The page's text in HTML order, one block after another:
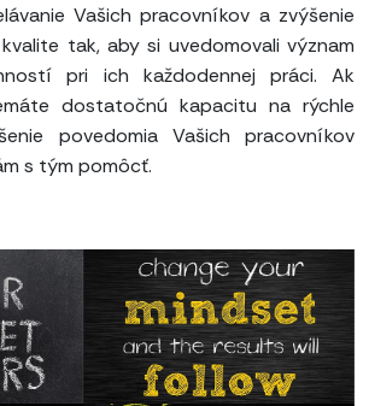
Vašich pracovníkov a zvýšenie
tak, aby si uvedomovali význam
pri ich každodennej práci. Ak
dostatočnú kapacitu na rýchle
povedomia Vašich pracovníkov
s tým pomôcť.